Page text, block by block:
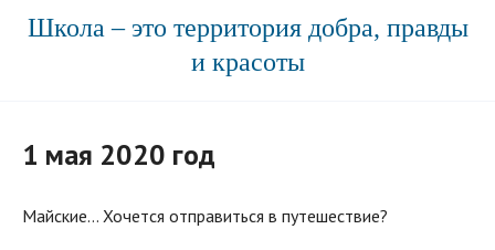
Школа – это территория добра, правды
и красоты
1 мая 2020 год
Майские… Хочется отправиться в путешествие?